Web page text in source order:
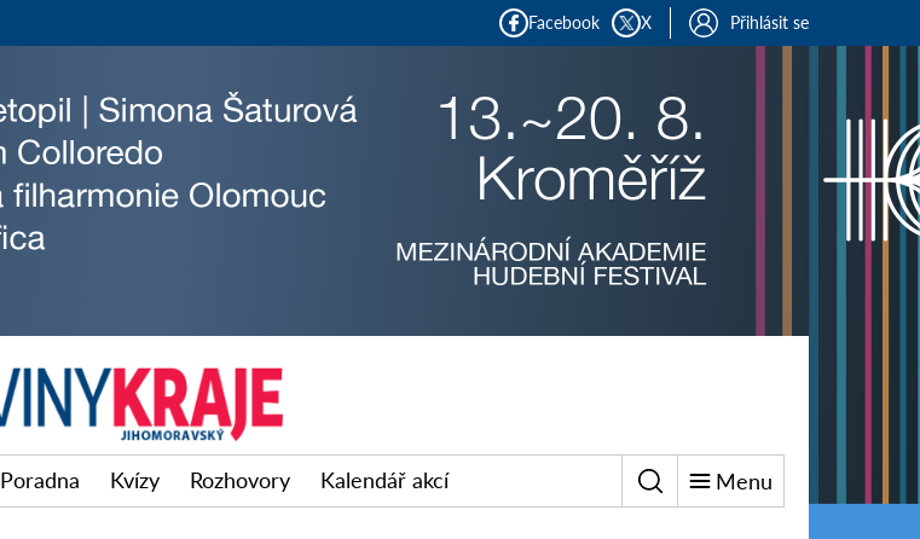
Facebook X Přihlásit se
Poradna Kvízy Rozhovory Kalendář akcí Menu